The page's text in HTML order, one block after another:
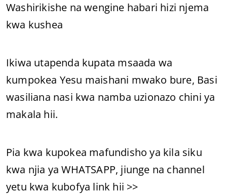
Washirikishe na wengine habari hizi njema
kwa kushea
Ikiwa utapenda kupata msaada wa
kumpokea Yesu maishani mwako bure, Basi
wasiliana nasi kwa namba uzionazo chini ya
makala hii.
Pia kwa kupokea mafundisho ya kila siku
kwa njia ya WHATSAPP, jiunge na channel
yetu kwa kubofya link hii >>